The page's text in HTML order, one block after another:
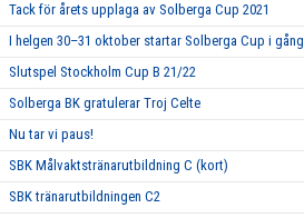
Tack för årets upplaga av Solberga Cup 2021
I helgen 30–31 oktober startar Solberga Cup i gång
Slutspel Stockholm Cup B 21/22
Solberga BK gratulerar Troj Celte
Nu tar vi paus!
SBK Målvaktstränarutbildning C (kort)
SBK tränarutbildningen C2